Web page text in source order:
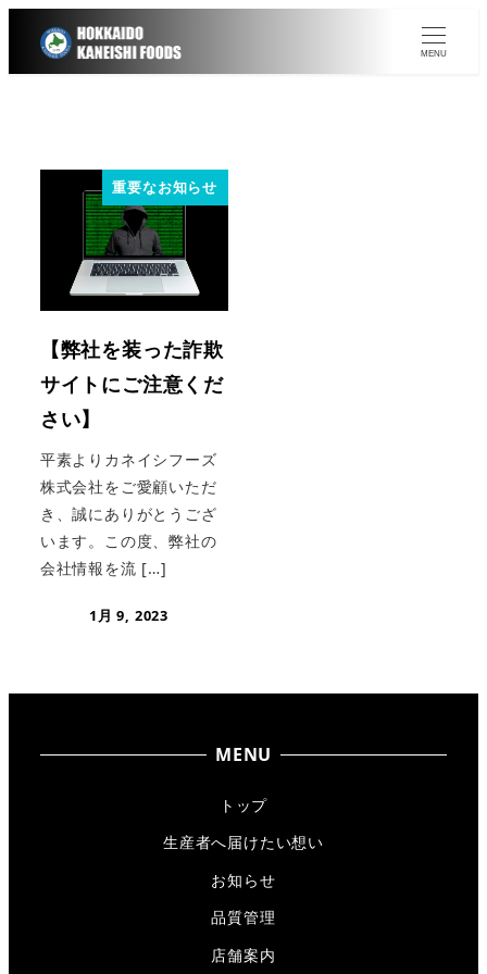
MENU
重要なお知らせ
【弊社を装った詐欺
サイトにご注意くだ
さい】
平素よりカネイシフーズ
株式会社をご愛顧いただ
き、誠にありがとうござ
います。この度、弊社の
会社情報を流 […]
1月 9, 2023
MENU
トップ
生産者へ届けたい想い
お知らせ
品質管理
店舗案内